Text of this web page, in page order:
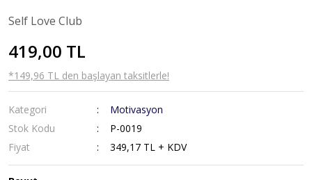
Self Love Club
419,00 TL
*149,96 TL den başlayan taksitlerle!
Kategori
Motivasyon
Stok Kodu
P-0019
Fiyat
349,17 TL + KDV